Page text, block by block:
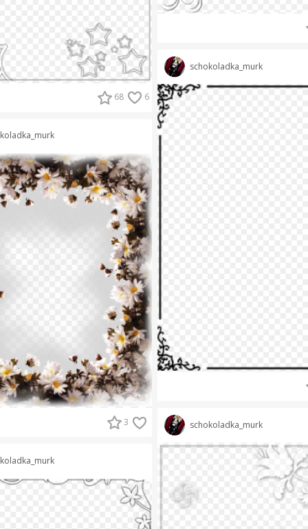
68 6
3
schokoladka_murk
schokoladka_murk